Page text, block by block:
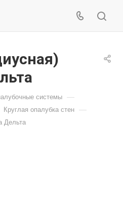
системы —
Круглая опалубка стен —
Дельта